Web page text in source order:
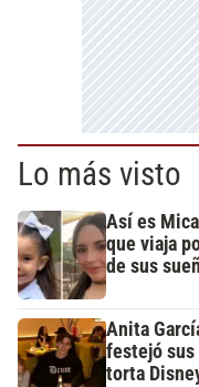
Lo más visto
Así es
que viaja
de sus
Anita
festejó sus
torta